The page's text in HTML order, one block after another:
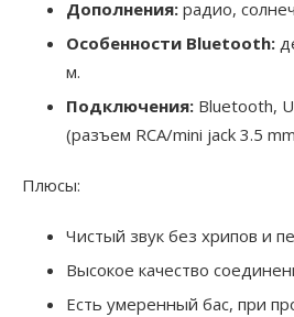
Дополнения: радио,
Особенности Bluetooth:
м.
Подключения: Bluetooth,
(разъем RCA/mini jack 3.5
Плюсы:
Чистый звук без хрипов и
Высокое качество
Есть умеренный бас, при